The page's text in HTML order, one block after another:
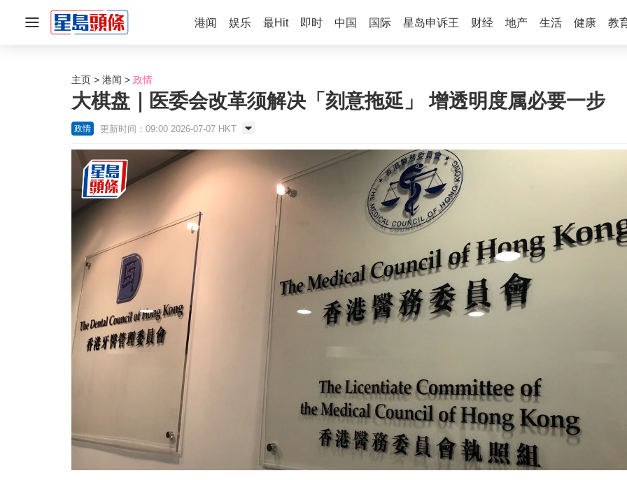
港闻 娱乐 最Hit 即时 中国 国际 星岛申诉王 财经 地产 生活 健康 教
主页 港闻 政情
大棋盘｜医委会改革须解决「刻意拖延」 增透明度属必要一步
政情 更新时间：09:00 2026-07-07 HKT